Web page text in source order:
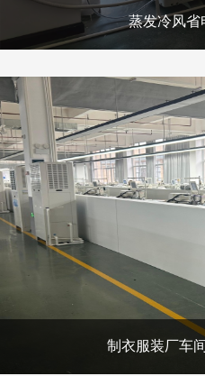
蒸发冷风省
制衣服装厂车